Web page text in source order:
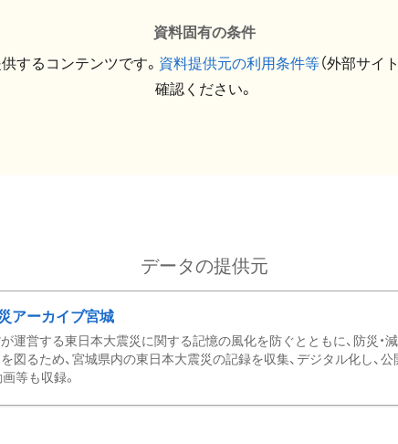
資料固有の条件
するコンテンツです。 資料提供元の利用条件等（外部サイ
確認ください。
データの提供元
アーカイブ宮城
運営する東日本大震災に関する記憶の風化を防ぐとともに、防災・
図るため、宮城県内の東日本大震災の記録を収集、デジタル化し、
等も収録。